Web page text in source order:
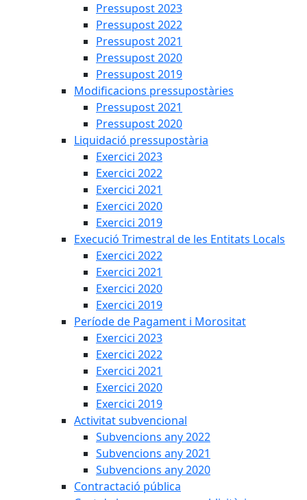
Pressupost 2023
Pressupost 2022
Pressupost 2021
Pressupost 2020
Pressupost 2019
Modificacions pressupostàries
Pressupost 2021
Pressupost 2020
Liquidació pressupostària
Exercici 2023
Exercici 2022
Exercici 2021
Exercici 2020
Exercici 2019
Execució Trimestral de les Entitats Locals
Exercici 2022
Exercici 2021
Exercici 2020
Exercici 2019
Període de Pagament i Morositat
Exercici 2023
Exercici 2022
Exercici 2021
Exercici 2020
Exercici 2019
Activitat subvencional
Subvencions any 2022
Subvencions any 2021
Subvencions any 2020
Contractació pública